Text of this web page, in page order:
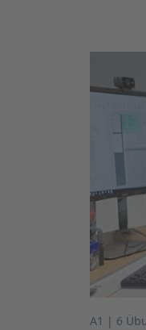
A1 | 6